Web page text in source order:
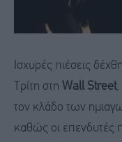
Ισχυρές πιέσεις
Τρίτη στη Wall Street,
τον κλάδο των
καθώς οι επενδυτές